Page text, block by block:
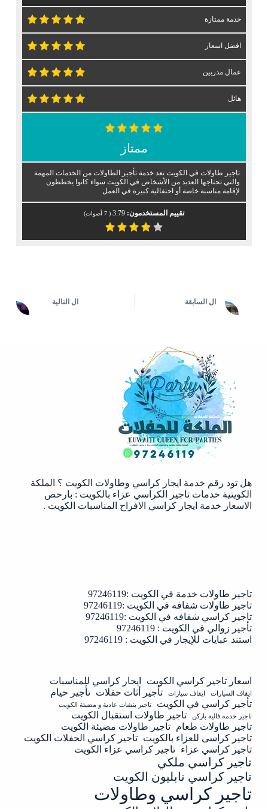
خدمة ممتازة
افضل اسعار
عمال مدربين
هائل
ممتاز
تاجير طاولات في الكويت تعد خدمة تأجير الطاولات من الخدمات المهمة
والتي تحتاجها العديد من الأشخاص في الكويت سواء كانوا يخططون
لإقامة مناسبة خاصة أو احتفالية كبيرة في العمل
تقييم المستخدمون: 3.79
(
7 أصوات)
ال السابقة ال التالية
هل تود رقم خدمة ايجار كراسي وطاولات الكويت ؟ الملكة
الكويتية خدمات تاجير الكراسي عزاء بالكويت : بارخص
الاسعار خدمة ايجار كراسي الافراح المناسبات الكويت .
تاجير طاولات خدمة في الكويت :97246119
تاجير طاولات شفافه في الكويت :97246119
تاجير كراسي شفافه في الكويت :97246119
تأجير زوالي في الكويت : 97246119
استند عبايات للإيجار في الكويت : 97246119
اسعار تاجير كراسي الكويت ايجار كراسي للمناسبات
ايقاف السيارات ايقاف سيارات تأجير أثاث حفلات تأجير خيام
تأجير كراسي في الكويت
تاجير بنشات عادية و مضيئة الكويت
تاجير خدمة فالية باركن
تاجير طاولات استقبال الكويت
تاجير طاولات طعام تاجير طاولات مضيئة الكويت
تاجير كراسى للعزاء بالكويت تاجير كراسي الحفلات الكويت
تاجير كراسي عزاء تاجير كراسي عزاء الكويت
تاجير كراسي ملكي
تاجير كراسي نابليون الكويت
تاجير كراسي وطاولات